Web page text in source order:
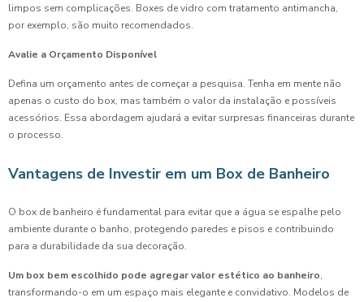
limpos sem complicações. Boxes de vidro com tratamento antimancha,
por exemplo, são muito recomendados.
Avalie a Orçamento Disponível
Defina um orçamento antes de começar a pesquisa. Tenha em mente não
apenas o custo do box, mas também o valor da instalação e possíveis
acessórios. Essa abordagem ajudará a evitar surpresas financeiras durante
o processo.
Vantagens de Investir em um Box de Banheiro
O box de banheiro é fundamental para evitar que a água se espalhe pelo
ambiente durante o banho, protegendo paredes e pisos e contribuindo
para a durabilidade da sua decoração.
Um box bem escolhido pode agregar valor estético ao banheiro,
transformando-o em um espaço mais elegante e convidativo. Modelos de